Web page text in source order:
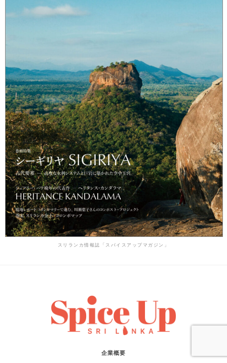
スリランカ情報誌「スパイスアップマガジン」
企業概要